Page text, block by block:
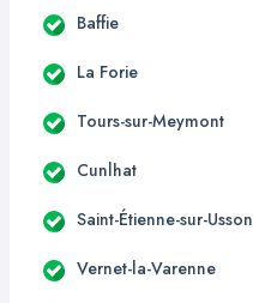
Baffie
La Forie
Tours-sur-Meymont
Cunlhat
Saint-Étienne-sur-Usson
Vernet-la-Varenne